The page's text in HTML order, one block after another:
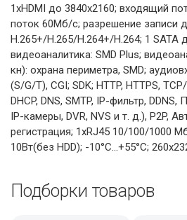
1xHDMI до 3840х2160; входящий
поток 60Мб/с; разрешение записи
H.265+/H.265/H.264+/H.264; 1 SATA
видеоаналитика: SMD Plus;
кн): охрана периметра, SMD;
(S/G/T), CGI; SDK; HTTP, HTTPS, TCP/
DHCP, DNS, SMTP, IP-фильтр,
IP-камеры, DVR, NVS и т. д.), P2P,
регистрация; 1xRJ45 10/100/1000
10Вт(без HDD); -10°C...+55°C;
Подборки товаров